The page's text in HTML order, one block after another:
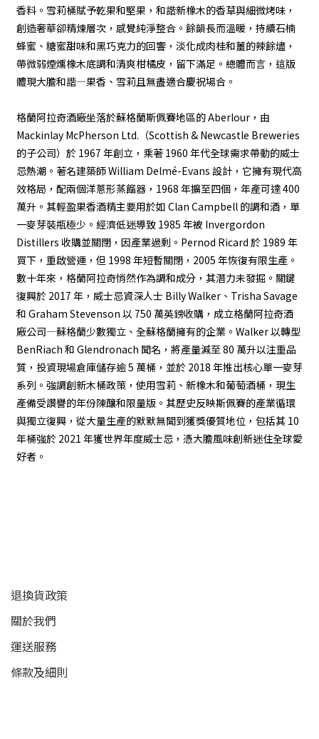
香料。雪莉桶賦予乾果和堅果，和諧新橡木的香草與細微烤味，
創造奢華卻精煉層次，感覺純淨整合。餘韻長而溫暖，持續石楠
蜂蜜、糖蜜甜味和黑巧克力的回響，淡化成肉桂和薑的辣餘燼，
帶微弱煙燻橡木底調和清爽柑橘皮，留下滿足。總體而言，這版
體現大膽和諧—果香、雪莉且無盡適合慶祝場合。
格蘭阿拉奇酒廠坐落於蘇格蘭斯佩賽地區的 Aberlour，由
Mackinlay McPherson Ltd.（Scottish & Newcastle Breweries
的子公司）於 1967 年創立，乘著 1960 年代全球需求帶動的威士
忌熱潮。著名建築師 William Delmé-Evans 設計，它擁有現代高
效格局，配兩個洋蔥形蒸餾器，1968 年擴至四個，年產可達 400
萬升。其輕盈果香酒精主要用於如 Clan Campbell 的調和酒，單
一麥芽裝瓶極少。經濟低迷導致 1985 年被 Invergordon
Distillers 收購並關閉，因產業過剩。Pernod Ricard 於 1989 年
買下，重啟營運，但 1998 年短暫關閉，2005 年恢復有限生產。
數十年來，格蘭阿拉奇悄然作為調和成分，其潛力未發掘。關鍵
復興於 2017 年，威士忌資深人士 Billy Walker、Trisha Savage
和 Graham Stevenson 以 750 萬英鎊收購，成立格蘭阿拉奇酒
廠公司—蘇格蘭少數獨立、全蘇格蘭擁有的企業。Walker 以轉型
BenRiach 和 Glendronach 聞名，將產量減至 80 萬升以注重品
質，投資現場倉庫儲存逾 5 萬桶，並於 2018 年推出核心單一麥芽
系列。強調創新木桶政策，使用雪莉、新橡木和葡萄酒桶，現生
產備受讚譽的年份陳釀和限量版。其歷史反映斯佩賽的產業循環
與獨立復興，從大量生產的默默無聞到獲獎優質地位，包括其 10
年桶強於 2021 年獲世界年度威士忌，憑大膽風味創新迷住全球愛
好者。
退換貨政策
關於我們
運送服務
條款及細則